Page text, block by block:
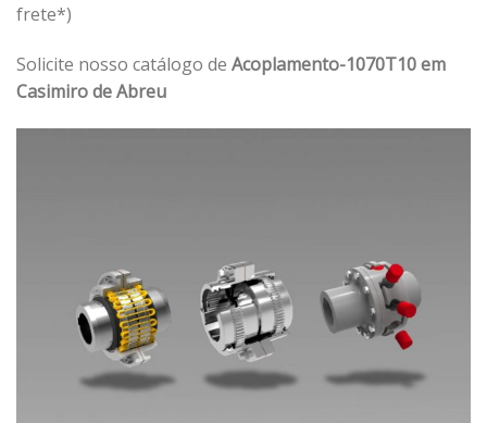
frete*)
Solicite nosso catálogo de Acoplamento-1070T10 em
Casimiro de Abreu